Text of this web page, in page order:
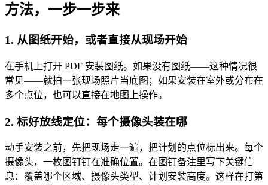
方法，一步一步来
1. 从图纸开始，或者直接从现场开始
在手机上打开 PDF 安装图纸。如果没有图纸——这种情况很
常见——就拍一张现场照片当底图；如果安装在室外或分布在
多个点位，也可以直接在地图上操作。
2. 标好放线定位：每个摄像头装在哪
动手安装之前，先把现场走一遍，把计划的点位标出来。每个
摄像头，一枚图钉钉在准确位置。在图钉备注里写下关键信
息：覆盖哪个区域、摄像头类型、计划安装高度。这样在打第